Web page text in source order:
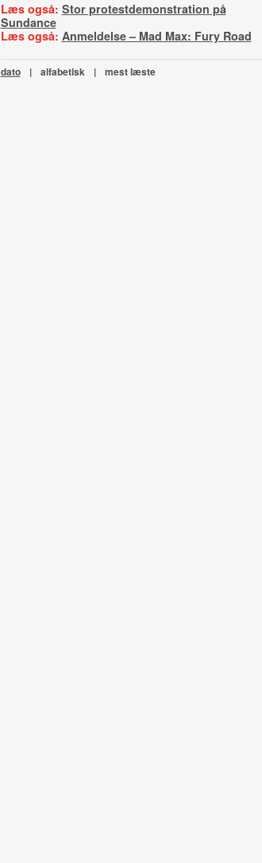
Læs også: Stor protestdemonstration på
Sundance
Læs også: Anmeldelse – Mad Max: Fury Road
dato | alfabetisk | mest læste